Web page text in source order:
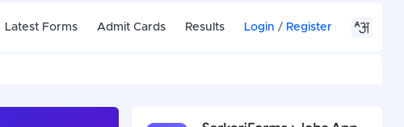
Latest Forms Admit Cards Results Login / Register